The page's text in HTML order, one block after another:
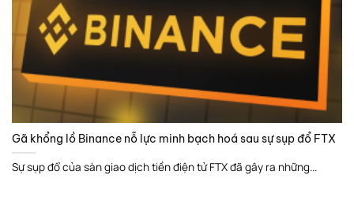
Gã khổng lồ Binance nỗ lực minh bạch hoá sau sự sụp đổ FTX
Sự sụp đổ của sàn giao dịch tiền điện tử FTX đã gây ra những...